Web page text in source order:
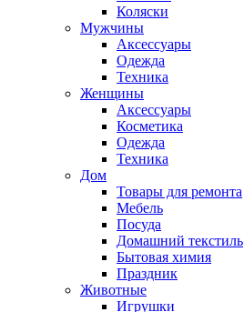
Коляски
Мужчины
Аксессуары
Одежда
Техника
Женщины
Аксессуары
Косметика
Одежда
Техника
Дом
Товары для ремонта
Мебель
Посуда
Домашний текстиль
Бытовая химия
Праздник
Животные
Игрушки